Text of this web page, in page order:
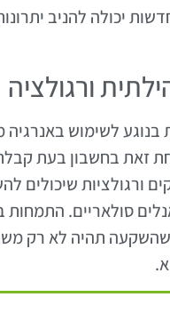
יכולה להניב
ורגולציה
בנוגע לשימוש
זאת בחשבון בעת
ורגולציות שיכולים
סולאריים. התמחות
שהשקעה תהיה לא רק